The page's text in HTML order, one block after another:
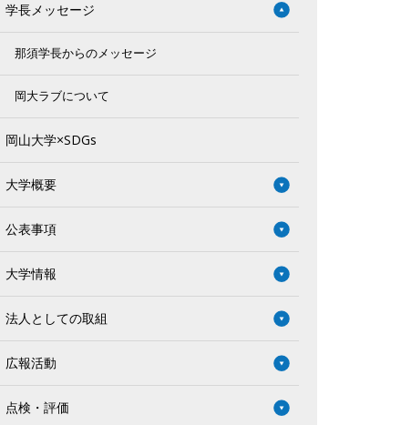
学長メッセージ
那須学長からのメッセージ
岡大ラブについて
岡山大学×SDGs
大学概要
公表事項
大学情報
法人としての取組
広報活動
点検・評価